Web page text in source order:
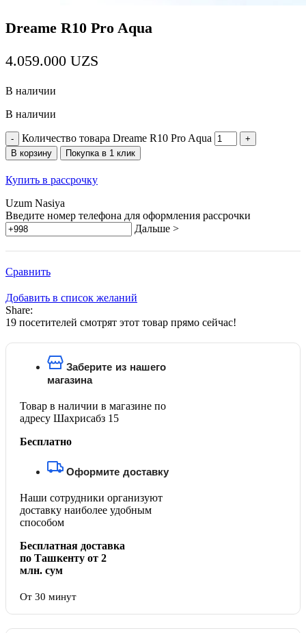
Dreame R10 Pro Aqua
4.059.000 UZS
В наличии
В наличии
Количество товара Dreame R10 Pro Aqua
В корзину Покупка в 1 клик
Купить в рассрочку
Uzum Nasiya
Введите номер телефона для оформления рассрочки
Дальше >
Сравнить
Добавить в список желаний
Share:
19 посетителей смотрят этот товар прямо сейчас!
Заберите из нашего
магазина
Товар в наличии в магазине по
адресу Шахрисабз 15
Бесплатно
Оформите доставку
Наши сотрудники организуют
доставку наиболее удобным
способом
Бесплатная доставка
по Ташкенту от 2
млн. сум
От 30 минут